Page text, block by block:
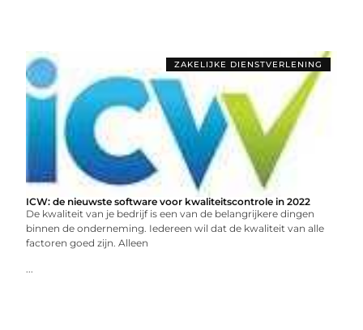
ZAKELIJKE DIENSTVERLENING
ICW: de nieuwste software voor kwaliteitscontrole in 2022
De kwaliteit van je bedrijf is een van de belangrijkere dingen
binnen de onderneming. Iedereen wil dat de kwaliteit van alle
factoren goed zijn. Alleen
...